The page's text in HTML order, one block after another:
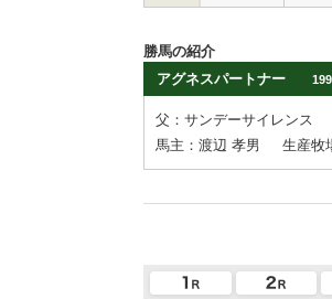
勝馬の紹介
アグネスパートナー
父：サンデーサイレンス
馬主：渡辺 孝男
生産牧